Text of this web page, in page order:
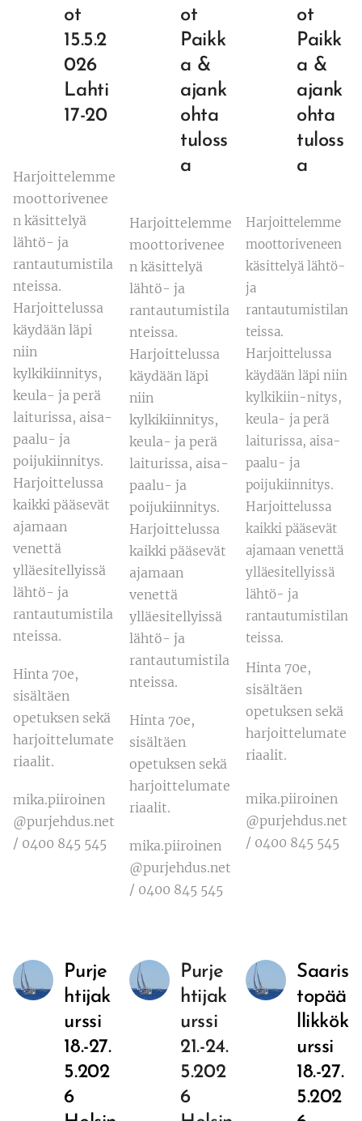
ot
15.5.2
026
Lahti
17-20
Harjoittelemme
moottorivenee
n käsittelyä
lähtö- ja
rantautumistila
nteissa.
Harjoittelussa
käydään läpi
niin
kylkikiinnitys,
keula- ja perä
laiturissa, aisa-
paalu- ja
poijukiinnitys.
Harjoittelussa
kaikki pääsevät
ajamaan
venettä
ylläesitellyissä
lähtö- ja
rantautumistila
nteissa.
Hinta 70e,
sisältäen
opetuksen sekä
harjoittelumate
riaalit.
mika.piiroinen
@purjehdus.net
/ 0400 845 545
ot
Paikk
a &
ajank
ohta
tuloss
a
Harjoittelemme
moottorivenee
n käsittelyä
lähtö- ja
rantautumistila
nteissa.
Harjoittelussa
käydään läpi
niin
kylkikiinnitys,
keula- ja perä
laiturissa, aisa-
paalu- ja
poijukiinnitys.
Harjoittelussa
kaikki pääsevät
ajamaan
venettä
ylläesitellyissä
lähtö- ja
rantautumistila
nteissa.
Hinta 70e,
sisältäen
opetuksen sekä
harjoittelumate
riaalit.
mika.piiroinen
@purjehdus.net
/ 0400 845 545
ot
Paikk
a &
ajank
ohta
tuloss
a
Harjoittelemme
moottoriveneen
käsittelyä lähtö-
ja
rantautumistilan
teissa.
Harjoittelussa
käydään läpi niin
kylkikiin-nitys,
keula- ja perä
laiturissa, aisa-
paalu- ja
poijukiinnitys.
Harjoittelussa
kaikki pääsevät
ajamaan venettä
ylläesitellyissä
lähtö- ja
rantautumistilan
teissa.
Hinta 70e,
sisältäen
opetuksen sekä
harjoittelumate
riaalit.
mika.piiroinen
@purjehdus.net
/ 0400 845 545
Purje
htijak
urssi
18.-27.
5.202
6
Purje
htijak
urssi
21.-24.
5.202
6
Saaris
topää
llikkök
urssi
18.-27.
5.202